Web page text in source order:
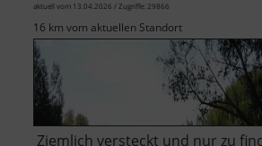
aktuell vom 13.04.2026 / Zugriffe: 29866
16 km vom aktuellen Standort
Ziemlich versteckt und nur zu